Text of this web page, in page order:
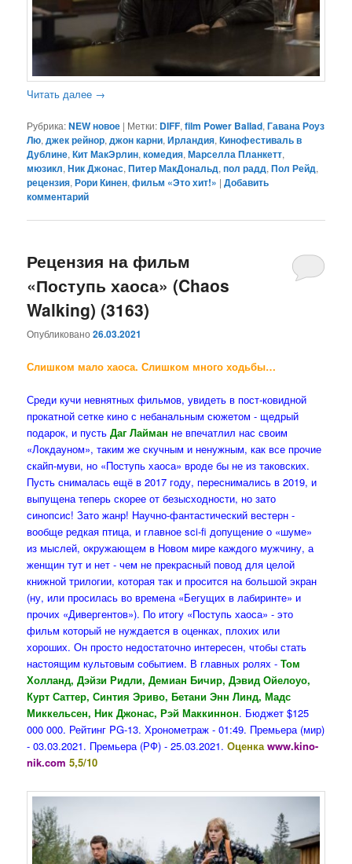
Читать далее →
Рубрика:NEW новое | Метки: DIFF,film Power Ballad,Гавана Роуз
Лю,джек рейнор,джон карни,Ирландия,Кинофестиваль в
Дублине,Кит МакЭрлин,комедия,Марселла Планкетт,
мюзикл,Ник Джонас,Питер МакДональд,пол радд,Пол Рейд,
рецензия,Рори Кинен,фильм «Это хит!» |Добавить
комментарий
Рецензия на фильм
«Поступь хаоса» (Chaos
Walking) (3163)
Опубликовано26.03.2021
Слишком мало хаоса. Слишком много ходьбы…
Среди кучи невнятных фильмов, увидеть в пост-ковидной
прокатной сетке кино с небанальным сюжетом - щедрый
подарок, и пустьДаг Лайман не впечатлил нас своим
«Локдауном», таким же скучным и ненужным, как все прочие
скайп-муви, но «Поступь хаоса» вроде бы не из таковских.
Пусть снималась ещё в 2017 году, переснимались в 2019, и
выпущена теперь скорее от безысходности, но зато
синопсис! Зато жанр! Научно-фантастический вестерн -
вообще редкая птица, и главное sci-fi допущение о «шуме»
из мыслей, окружающем в Новом мире каждого мужчину, а
женщин тут и нет - чем не прекрасный повод для целой
книжной трилогии, которая так и просится на большой экран
(ну, или просилась во времена «Бегущих в лабиринте» и
прочих «Дивергентов»). По итогу «Поступь хаоса» - это
фильм который не нуждается в оценках, плохих или
хороших. Он просто недостаточно интересен, чтобы стать
настоящим культовым событием. В главных ролях -Том
Холланд, Дэйзи Ридли, Демиан Бичир, Дэвид Ойелоуо,
Курт Саттер, Синтия Эриво, Бетани Энн Линд, Мадс
Миккельсен, Ник Джонас, Рэй Маккиннон. Бюджет $125
000 000. Рейтинг PG-13. Хронометраж - 01:49. Премьера (мир)
- 03.03.2021. Премьера (РФ) - 25.03.2021.Оценкаwww.kino-
nik.com 5,5/10